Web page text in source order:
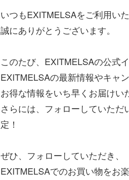
いつもEXITMELSAをご利用い
誠にありがとうございます。
このたび、EXITMELSAの公式
EXITMELSAの最新情報やキャ
お得な情報をいち早くお届けい
さらには、フォローしていた
定！
ぜひ、フォローしていただき、
EXITMELSAでのお買い物をお